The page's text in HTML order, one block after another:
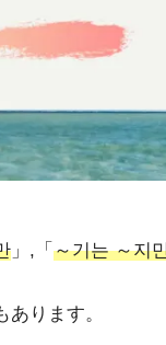
」,「 ～기는 ～지
あります。